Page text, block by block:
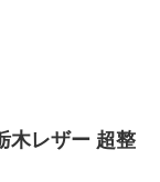
木レザー 超整